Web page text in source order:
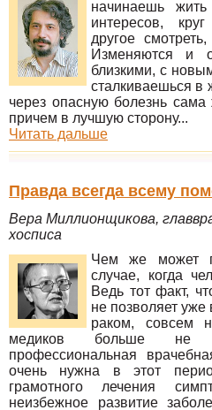
начинаешь
интересов,
другое
Изменяются и
близкими, с
сталкиваешься в
через опасную болезнь сама
причем в лучшую сторону...
Читать дальше
Правда всегда всему
Вера Миллионщикова,
хосписа
Чем же может
случае, когда
Ведь тот факт,
не позволяет уже
раком, совсем
медиков больше не
профессиональная
очень нужна в этот
грамотного лечения
неизбежное развитие